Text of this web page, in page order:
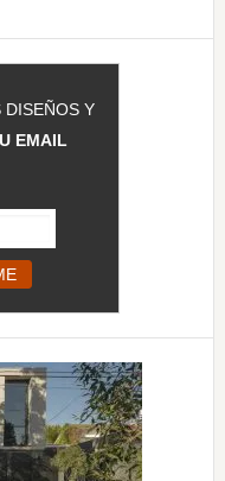
DISEÑOS Y
EMAIL